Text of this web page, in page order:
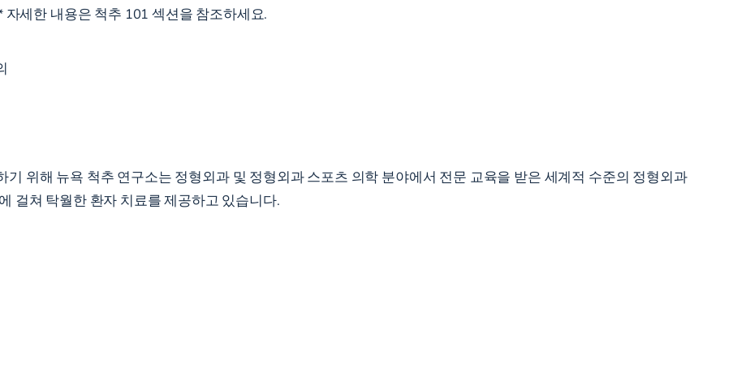
세한 내용은 척추 101 섹션을 참조하세요.
위해 뉴욕 척추 연구소는 정형외과 및 정형외과 스포츠 의학 분야에서 전문 교육을 받은 세계적 수준의 정형외과
걸쳐 탁월한 환자 치료를 제공하고 있습니다.